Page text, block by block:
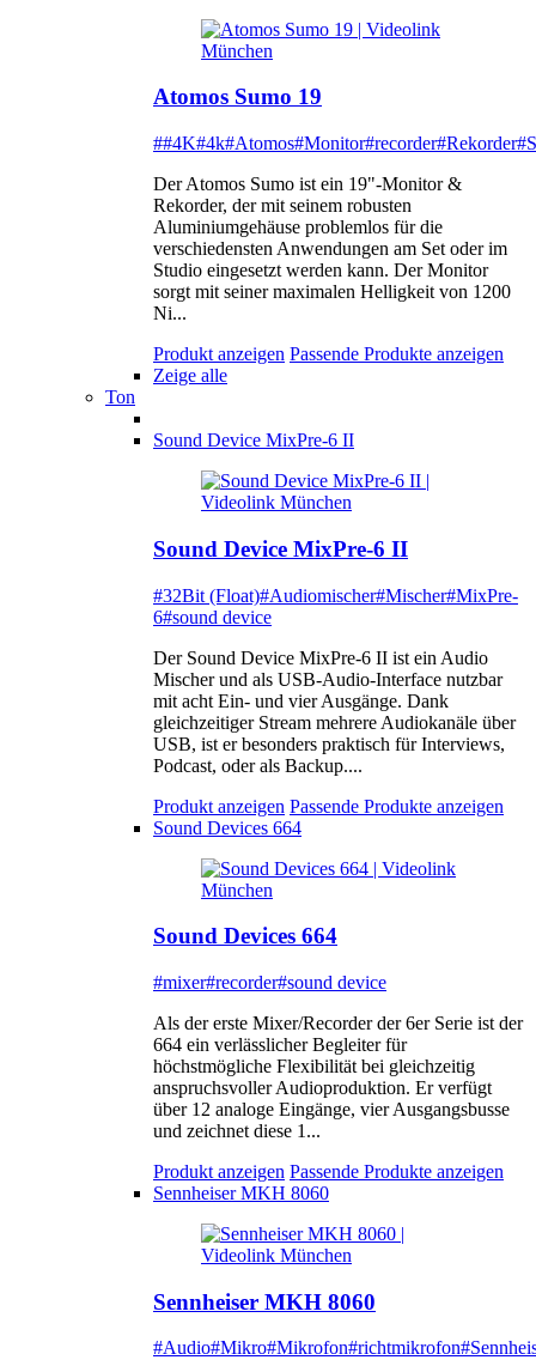
Atomos Sumo 19
##4K#4k#Atomos#Monitor#recorder#Rekorder
Der Atomos Sumo ist ein 19"-Monitor &
Rekorder, der mit seinem robusten
Aluminiumgehäuse problemlos für die
verschiedensten Anwendungen am Set oder im
Studio eingesetzt werden kann. Der Monitor
sorgt mit seiner maximalen Helligkeit von 1200
Ni...
Produkt anzeigen Passende Produkte anzeigen
Zeige alle
Ton
Sound Device MixPre-6 II
Sound Device MixPre-6 II
#32Bit (Float)#Audiomischer#Mischer#MixPre-
6#sound device
Der Sound Device MixPre-6 II ist ein Audio
Mischer und als USB-Audio-Interface nutzbar
mit acht Ein- und vier Ausgänge. Dank
gleichzeitiger Stream mehrere Audiokanäle über
USB, ist er besonders praktisch für Interviews,
Podcast, oder als Backup....
Produkt anzeigen Passende Produkte anzeigen
Sound Devices 664
Sound Devices 664
#mixer#recorder#sound device
Als der erste Mixer/Recorder der 6er Serie ist der
664 ein verlässlicher Begleiter für
höchstmögliche Flexibilität bei gleichzeitig
anspruchsvoller Audioproduktion. Er verfügt
über 12 analoge Eingänge, vier Ausgangsbusse
und zeichnet diese 1...
Produkt anzeigen Passende Produkte anzeigen
Sennheiser MKH 8060
Sennheiser MKH 8060
#Audio#Mikro#Mikrofon#richtmikrofon